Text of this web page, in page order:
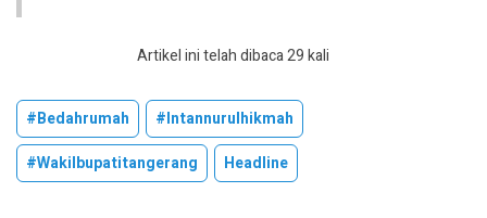
Artikel ini telah dibaca 29 kali
#bedahrumah
#intannurulhikmah
#wakilbupatitangerang
Headline